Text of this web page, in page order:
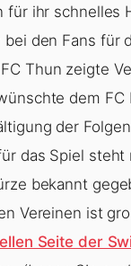
für ihr schnelles
den Fans für
Thun zeigte
dem FC
der
das Spiel steht
bekannt
Vereinen ist
Seite der